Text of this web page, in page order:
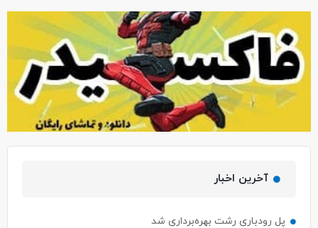
آخرین اخبار
پل رودباری رشت بهره‌برداری شد